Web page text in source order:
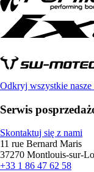
Odkryj wszystkie nasze
Serwis
Skontaktuj się z nami
11 rue Bernard Maris
37270 Montlouis-sur-
+33 1 86 47 62 58